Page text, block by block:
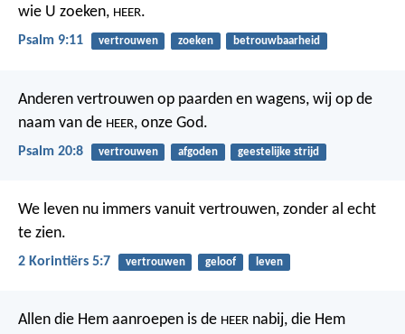
wie U zoeken, HEER.
Psalm 9:11 vertrouwen zoeken betrouwbaarheid
Anderen vertrouwen op paarden en wagens, wij op de
naam van de HEER, onze God.
Psalm 20:8 vertrouwen afgoden geestelijke strijd
We leven nu immers vanuit vertrouwen, zonder al echt
te zien.
2 Korintiërs 5:7 vertrouwen geloof leven
Allen die Hem aanroepen is de HEER nabij, die Hem